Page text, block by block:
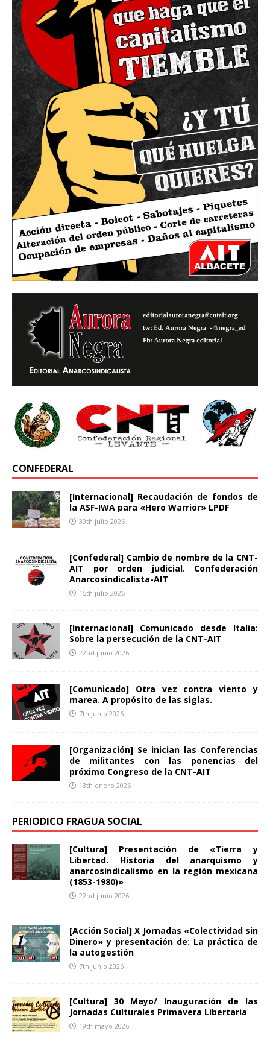
CONFEDERAL
[Internacional] Recaudación de fondos de
la ASF-IWA para «Hero Warrior» LPDF
30th julio 2026
[Confederal] Cambio de nombre de la CNT-
AIT por orden judicial. Confederación
Anarcosindicalista-AIT
15th julio 2026
[Internacional] Comunicado desde Italia:
Sobre la persecución de la CNT-AIT
22nd junio 2026
[Comunicado] Otra vez contra viento y
marea. A propósito de las siglas.
7th junio 2026
[Organización] Se inician las Conferencias
de militantes con las ponencias del
próximo Congreso de la CNT-AIT
13th enero 2026
PERIODICO FRAGUA SOCIAL
[Cultura] Presentación de «Tierra y
Libertad. Historia del anarquismo y
anarcosindicalismo en la región mexicana
(1853-1980)»
22nd junio 2026
[Acción Social] X Jornadas «Colectividad sin
Dinero» y presentación de: La práctica de
la autogestión
7th junio 2026
[Cultura] 30 Mayo/ Inauguración de las
Jornadas Culturales Primavera Libertaria
19th mayo 2026